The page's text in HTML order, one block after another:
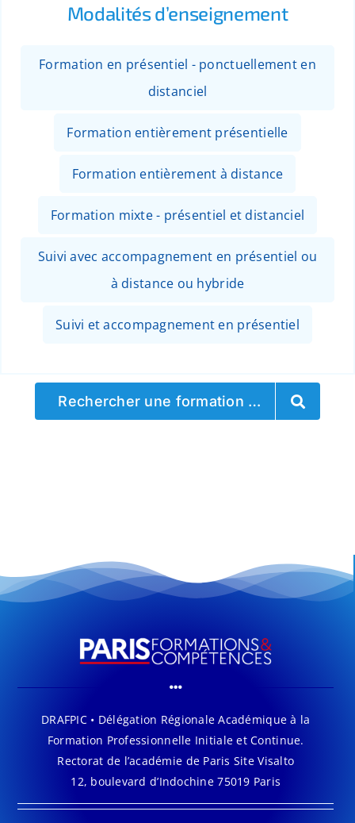
Modalités d’enseignement
Formation en présentiel - ponctuellement en
distanciel
Formation entièrement présentielle
Formation entièrement à distance
Formation mixte - présentiel et distanciel
Suivi avec accompagnement en présentiel ou
à distance ou hybride
Suivi et accompagnement en présentiel
Rechercher une formation …
DRAFPIC • Délégation Régionale Académique à la
Formation Professionnelle Initiale et Continue.
Rectorat de l’académie de Paris Site Visalto
12, boulevard d’Indochine 75019 Paris